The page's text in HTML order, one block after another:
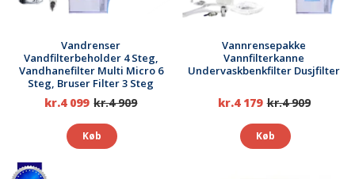
Vandrenser
Vandfilterbeholder 4 Steg,
Vandhanefilter Multi Micro 6
Steg, Bruser Filter 3 Steg
Clearly Vandrensning
kr.4 099 kr.4 909
Køb
Vannrensepakke
Vannfilterkanne
Undervaskbenkfilter Dusjfilter
kr.4 179 kr.4 909
Køb